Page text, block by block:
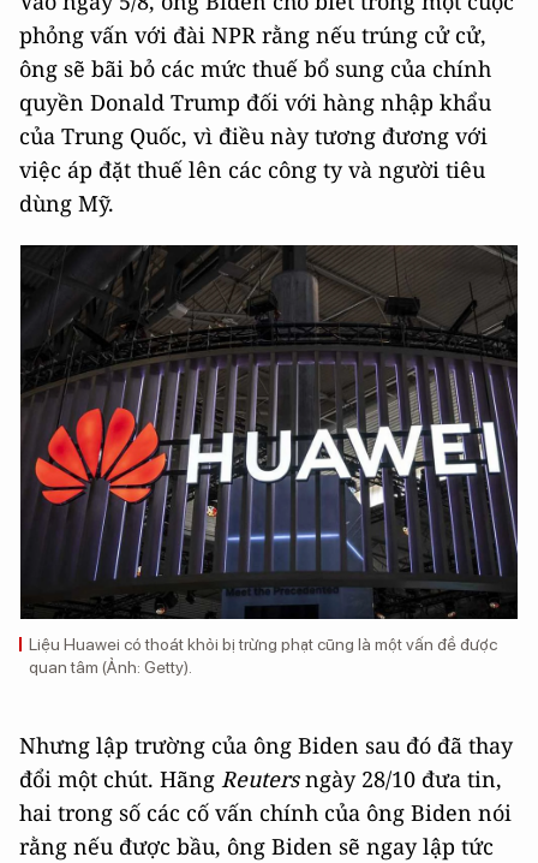
phỏng vấn với đài NPR rằng nếu trúng cử cử,
ông sẽ bãi bỏ các mức thuế bổ sung của chính
quyền Donald Trump đối với hàng nhập khẩu
của Trung Quốc, vì điều này tương đương với
việc áp đặt thuế lên các công ty và người tiêu
dùng Mỹ.
Liệu Huawei có thoát khỏi bị trừng phạt cũng là một vấn đề được
quan tâm (Ảnh: Getty).
Nhưng lập trường của ông Biden sau đó đã thay
đổi một chút. Hãng Reutersngày 28/10 đưa tin,
hai trong số các cố vấn chính của ông Biden nói
rằng nếu được bầu, ông Biden sẽ ngay lập tức